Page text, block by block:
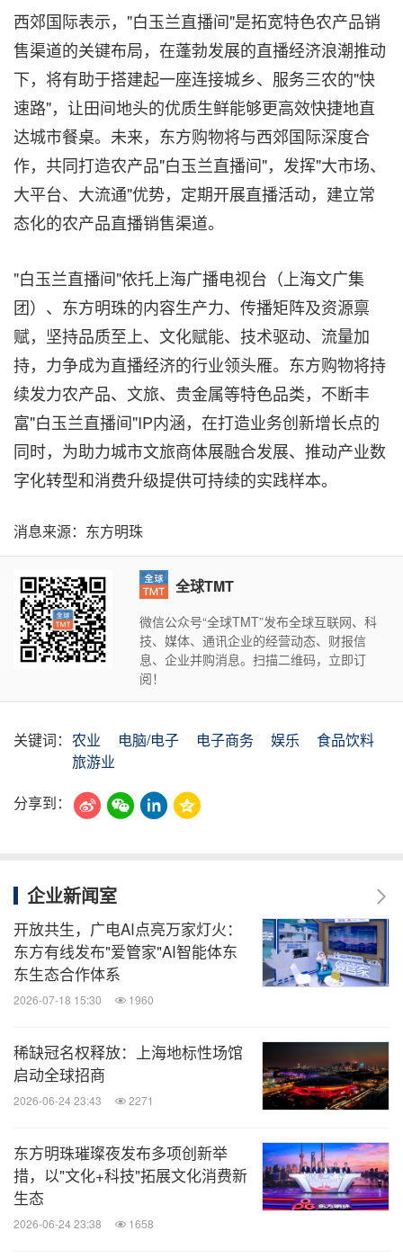
西郊国际表示，"白玉兰直播间"是拓宽特色农产品销
售渠道的关键布局，在蓬勃发展的直播经济浪潮推动
下，将有助于搭建起一座连接城乡、服务三农的"快
速路"，让田间地头的优质生鲜能够更高效快捷地直
达城市餐桌。未来，东方购物将与西郊国际深度合
作，共同打造农产品"白玉兰直播间"，发挥"大市场、
大平台、大流通"优势，定期开展直播活动，建立常
态化的农产品直播销售渠道。
"白玉兰直播间"依托上海广播电视台（上海文广集
团）、东方明珠的内容生产力、传播矩阵及资源禀
赋，坚持品质至上、文化赋能、技术驱动、流量加
持，力争成为直播经济的行业领头雁。东方购物将持
续发力农产品、文旅、贵金属等特色品类，不断丰
富"白玉兰直播间"IP内涵，在打造业务创新增长点的
同时，为助力城市文旅商体展融合发展、推动产业数
字化转型和消费升级提供可持续的实践样本。
消息来源：东方明珠
全球TMT
微信公众号“全球TMT”发布全球互联网、科
技、媒体、通讯企业的经营动态、财报信
息、企业并购消息。扫描二维码，立即订
阅！
关键词： 农业 电脑/电子 电子商务 娱乐
食品饮料
旅游业
分享到：
企业新闻室
开放共生，广电AI点亮万家灯火：
东方有线发布"爱管家"AI智能体东
东生态合作体系
2026-07-18 15:30 1960
稀缺冠名权释放：上海地标性场馆
启动全球招商
2026-06-24 23:43 2271
东方明珠璀璨夜发布多项创新举
措，以"文化+科技"拓展文化消费新
生态
2026-06-24 23:38 1658